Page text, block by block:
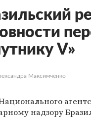
V»
Максимченко
надзору